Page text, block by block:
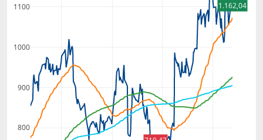
800
900
1000
1100 1.162,04